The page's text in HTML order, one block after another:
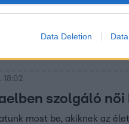
Data Deletion
jóváhagyása és
délután fogadta el az
minősített adatot
18:02
szolgáló
most be, akiknek az